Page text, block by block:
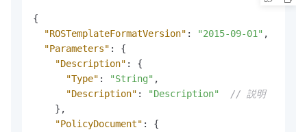
{
"ROSTemplateFormatVersion" : "2015-09-01" ,
"Parameters" :
{
"Description" :
{
"Type" : "String" ,
"Description" : "Description"
// 説明
} ,
"PolicyDocument" :
{